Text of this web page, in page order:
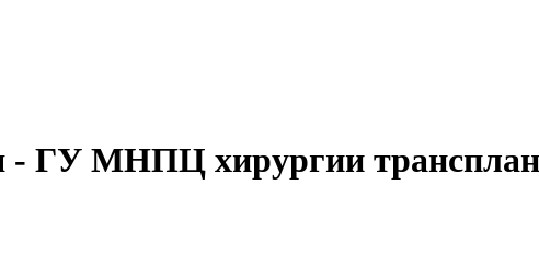
- ГУ МНПЦ хирургии